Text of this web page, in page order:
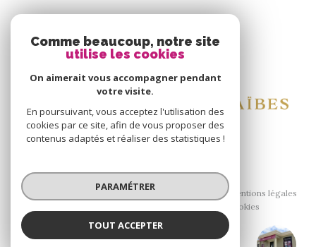
Agence ALIAS Immobilier
Nous adhérons
© 2026 | Tous droits réservés
Nos honoraires
Nos partenaires
Mentions légales
Cookies
Comme beaucoup, notre site
utilise les cookies
On aimerait vous accompagner pendant
votre visite.
En poursuivant, vous acceptez l'utilisation des
cookies par ce site, afin de vous proposer des
contenus adaptés et réaliser des statistiques !
PARAMÉTRER
TOUT ACCEPTER